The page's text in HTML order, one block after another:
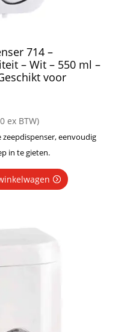
714 –
– Wit – 550 ml –
voor
ex BTW)
eenvoudig
in te gieten.